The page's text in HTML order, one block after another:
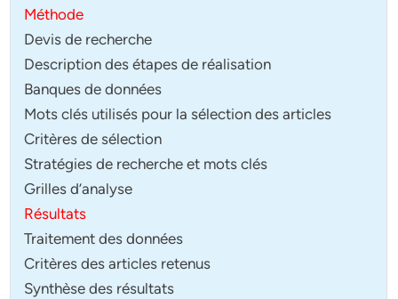
Méthode
Devis de recherche
Description des étapes de réalisation
Banques de données
Mots clés utilisés pour la sélection des articles
Critères de sélection
Stratégies de recherche et mots clés
Grilles d’analyse
Résultats
Traitement des données
Critères des articles retenus
Synthèse des résultats